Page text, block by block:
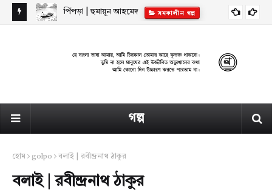
পিঁপড়া | হুমায়ূন আহমেদ সমকালীন গল্প
গল্প
হোম golpo বলাই | রবীন্দ্রনাথ ঠাকুর
বলাই | রবীন্দ্রনাথ ঠাকুর